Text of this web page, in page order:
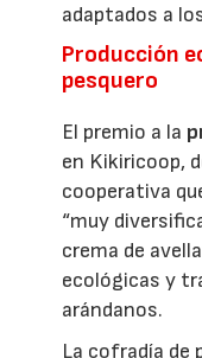
adaptados a
Producción
pesquero
El premio a la
en Kikiricoop,
cooperativa
“muy
crema de
ecológicas y
arándanos.
La cofradía de